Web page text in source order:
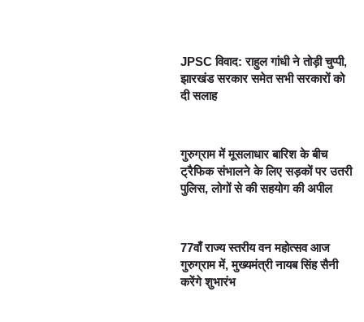
JPSC विवाद: राहुल गांधी ने तोड़ी चुप्पी,
झारखंड सरकार समेत सभी सरकारों को
दी सलाह
गुरुग्राम में मूसलाधार बारिश के बीच
ट्रैफिक संभालने के लिए सड़कों पर उतरी
पुलिस, लोगों से की सहयोग की अपील
77वाँ राज्य स्तरीय वन महोत्सव आज
गुरुग्राम में, मुख्यमंत्री नायब सिंह सैनी
करेंगे शुभारंभ